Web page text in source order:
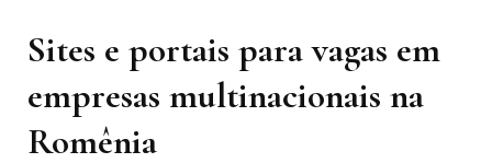
Sites e portais para vagas em
empresas multinacionais na
Romênia